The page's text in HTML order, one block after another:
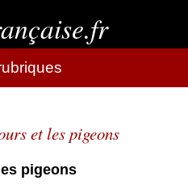
et les pigeons
pigeons